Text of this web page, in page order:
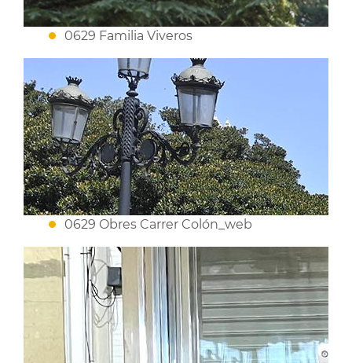
0629 Familia Viveros
0629 Obres Carrer Colón_web